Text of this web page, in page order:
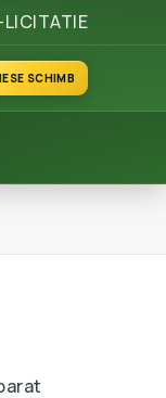
LICITATIE
SCHIMB